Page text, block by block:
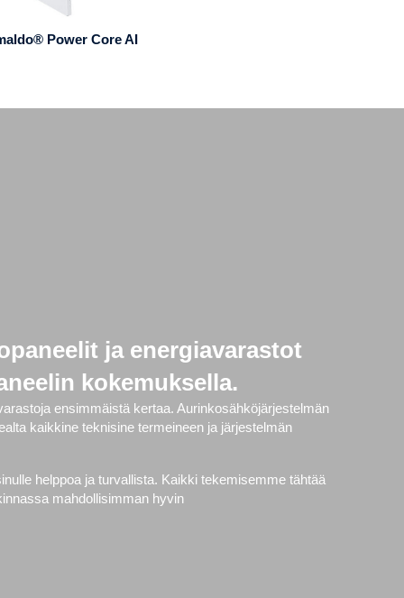
Power Core AI
ja energiavarastot
kokemuksella.
ensimmäistä kertaa. Aurinkosähköjärjestelmän
kaikkine teknisine termeineen ja järjestelmän
helppoa ja turvallista. Kaikki tekemisemme tähtää
mahdollisimman hyvin